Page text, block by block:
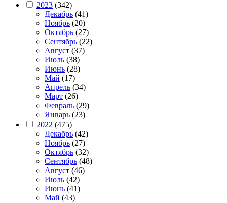
2023 (342)
Декабрь (41)
Ноябрь (20)
Октябрь (27)
Сентябрь (22)
Август (37)
Июль (38)
Июнь (28)
Май (17)
Апрель (34)
Март (26)
Февраль (29)
Январь (23)
2022 (475)
Декабрь (42)
Ноябрь (27)
Октябрь (32)
Сентябрь (48)
Август (46)
Июль (42)
Июнь (41)
Май (43)